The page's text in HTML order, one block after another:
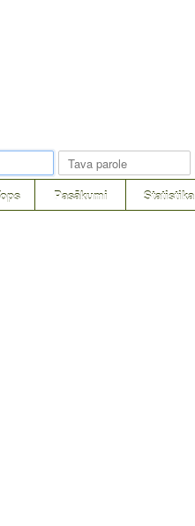
Pasākumi Statistika